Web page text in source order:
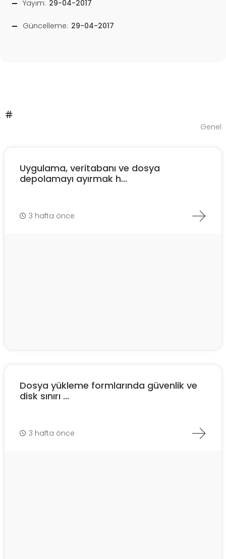
Yayım: 29-04-2017
Güncelleme: 29-04-2017
Genel
Uygulama, veritabanı ve dosya
depolamayı ayırmak h...
3 hafta önce
Dosya yükleme formlarında güvenlik ve
disk sınırı ...
3 hafta önce